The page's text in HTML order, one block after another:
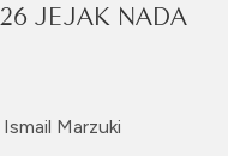
JEJAK NADA
Marzuki